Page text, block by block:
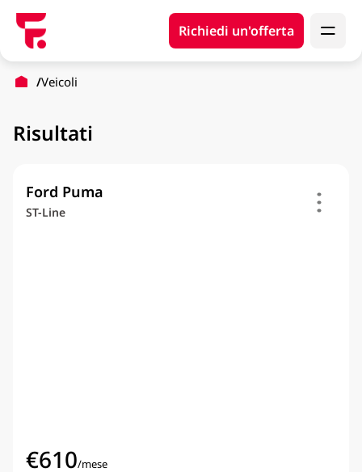
Richiedi un'offerta
Veicoli
Risultati
Ford Puma
ST-Line
€610/mese